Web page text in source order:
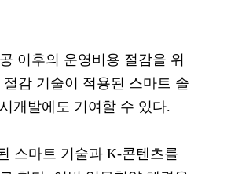
이후의 운영비용 절감을 위
감 기술이 적용된 스마트 솔
개발에도 기여할 수 있다.
스마트 기술과 K-콘텐츠를